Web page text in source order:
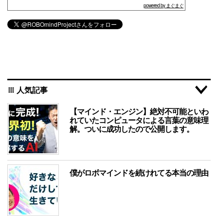
powered by まぐまぐ
apps 人気記事
【マインド・エンジン】絶対不可能といわ
れていたコンピュータによる言葉の意味理
解。ついに成功したので公開します。
僕がロボマインドを続けれてる本当の理由